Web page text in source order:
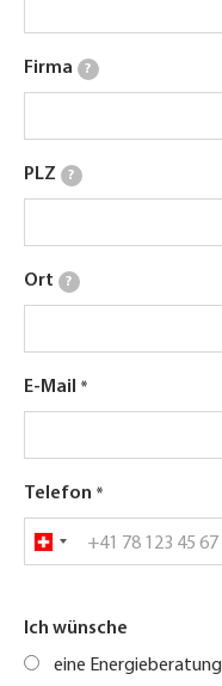
Firma ?
PLZ ?
Ort ?
E-Mail
Telefon
Ich wünsche
eine Energieberatung